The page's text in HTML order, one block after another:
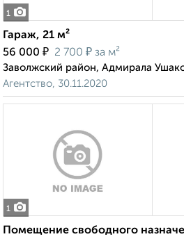
1
Гараж, 21 м²
56 000 ₽ 2 700 ₽ за м²
Заволжский район, Адмирала
Агентство, 30.11.2020
1
Помещение свободного